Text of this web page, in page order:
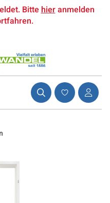
Bittehieranmelden